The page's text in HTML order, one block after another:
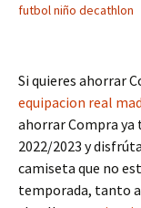
futbol niño decathlon
Si quieres ahorrar
equipacion real
ahorrar Compra ya
2022/2023 y
camiseta que no
temporada, tanto